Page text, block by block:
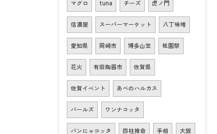
マグロ tuna チーズ 虎ノ門
信濃屋 スーパーマーケット 八丁味噌
愛知県 岡崎市 博多山笠 祇園祭
花火 有田陶器市 佐賀県
佐賀イベント あべのハルカス
パールズ ワンナコッタ
パンにゃコッタ 四柱推命 手相 大阪